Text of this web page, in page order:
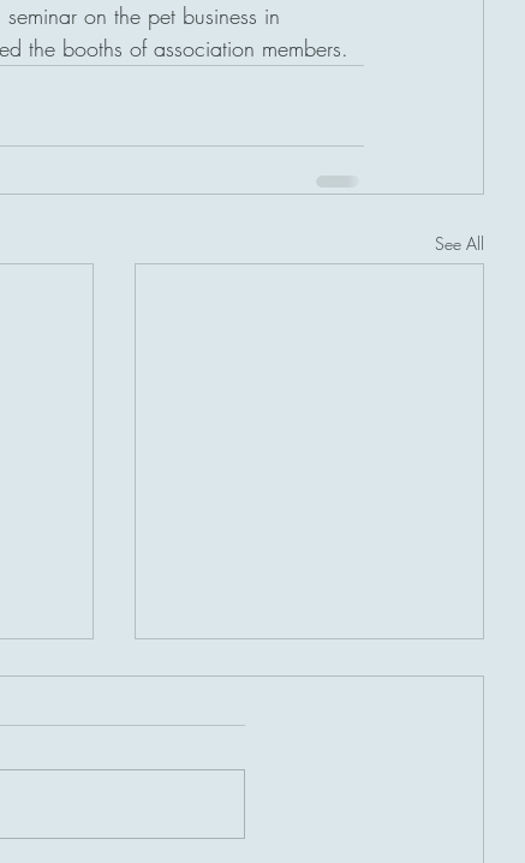
on the pet business in
the booths of association members.
See All